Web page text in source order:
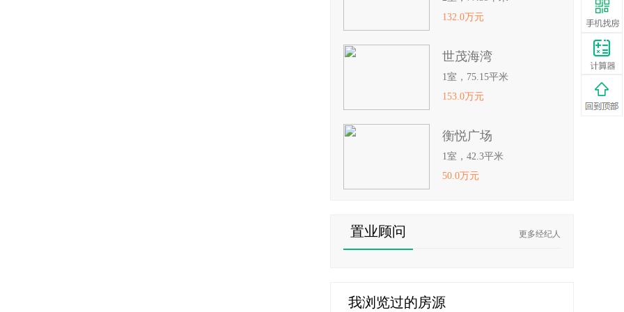
132.0万元
世茂海湾
1室，75.15平米
153.0万元
衡悦广场
1室，42.3平米
50.0万元
置业顾问 更多经纪人
我浏览过的房源